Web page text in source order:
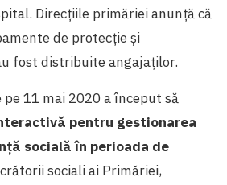
Direcțiile primăriei anunță că
de protecție și
fost distribuite angajaților.
pe 11 mai 2020 a început să
pentru gestionarea
socială în perioada de
sociali ai Primăriei,